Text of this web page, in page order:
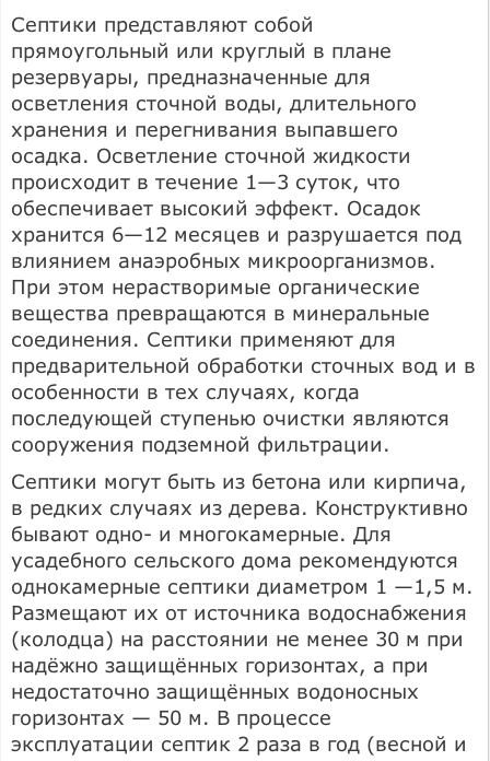
Септики представляют собой
прямоугольный или круглый в плане
резервуары, предназначенные для
осветления сточной воды, длительного
хранения и перегнивания выпавшего
осадка. Осветление сточной жидкости
происходит в течение 1—3 суток, что
обеспечивает высокий эффект. Осадок
хранится 6—12 месяцев и разрушается под
влиянием анаэробных микроорганизмов.
При этом нерастворимые органические
вещества превращаются в минеральные
соединения. Септики применяют для
предварительной обработки сточных вод и в
особенности в тех случаях, когда
последующей ступенью очистки являются
сооружения подземной фильтрации.
Септики могут быть из бетона или кирпича,
в редких случаях из дерева. Конструктивно
бывают одно- и многокамерные. Для
усадебного сельского дома рекомендуются
однокамерные септики диаметром 1 —1,5 м.
Размещают их от источника водоснабжения
(колодца) на расстоянии не менее 30 м при
надёжно защищённых горизонтах, а при
недостаточно защищённых водоносных
горизонтах — 50 м. В процессе
эксплуатации септик 2 раза в год (весной и